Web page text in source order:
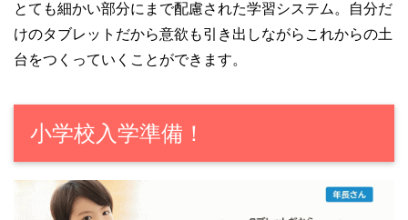
とても細かい部分にまで配慮された学習システム。自分だ
けのタブレットだから意欲も引き出しながらこれからの土
台をつくっていくことができます。
小学校入学準備！